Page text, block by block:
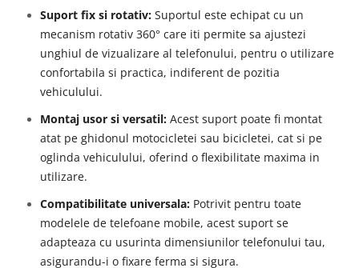
Suport fix si rotativ: Suportul este echipat cu un
mecanism rotativ 360° care iti permite sa ajustezi
unghiul de vizualizare al telefonului, pentru o utilizare
confortabila si practica, indiferent de pozitia
vehiculului.
Montaj usor si versatil: Acest suport poate fi montat
atat pe ghidonul motocicletei sau bicicletei, cat si pe
oglinda vehiculului, oferind o flexibilitate maxima in
utilizare.
Compatibilitate universala: Potrivit pentru toate
modelele de telefoane mobile, acest suport se
adapteaza cu usurinta dimensiunilor telefonului tau,
asigurandu-i o fixare ferma si sigura.